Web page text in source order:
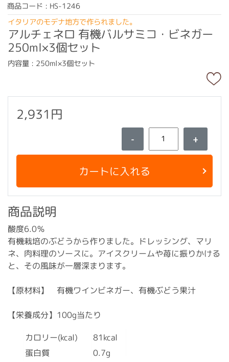
商品コード : HS-1246
イタリアのモデナ地方で作られました。
アルチェネロ 有機バルサミコ・ビネガー
250ml×3個セット
内容量 : 250ml×3個セット
2,931円
- +
カートに入れる
商品説明
酸度6.0％
有機栽培のぶどうから作りました。ドレッシング、マリ
ネ、肉料理のソースに。アイスクリームや苺に振りかける
と、その風味が一層深まります。
【原材料】 有機ワインビネガー、有機ぶどう果汁
【栄養成分】100g当たり
カロリー(kcal) 81kcal
蛋白質 0.7g